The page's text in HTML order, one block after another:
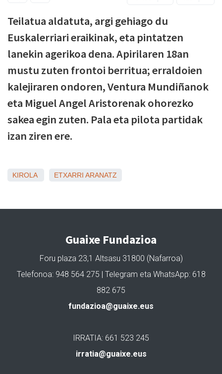
Teilatua aldatuta, argi gehiago du
Euskalerriari eraikinak, eta pintatzen
lanekin agerikoa dena. Apirilaren 18an
mustu zuten frontoi berritua; erraldoien
kalejiraren ondoren, Ventura Mundiñanok
eta Miguel Angel Aristorenak ohorezko
sakea egin zuten. Pala eta pilota partidak
izan ziren ere.
KIROLA ETXARRI ARANATZ
Guaixe Fundazioa
Foru plaza 23,1 Altsasu 31800 (Nafarroa)
Telefonoa: 948 564 275 | Telegram eta WhatsApp: 618
882 675
fundazioa@guaixe.eus
IRRATIA: 661 523 245
irratia@guaixe.eus